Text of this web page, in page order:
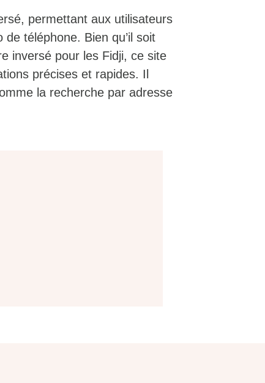
permettant aux utilisateurs
de téléphone. Bien qu’il soit
inversé pour les Fidji, ce site
précises et rapides. Il
la recherche par adresse